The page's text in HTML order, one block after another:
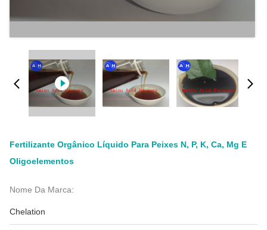
Fertilizante Orgânico Líquido Para Peixes N, P, K, Ca, Mg E
Oligoelementos
Nome Da Marca:
Chelation